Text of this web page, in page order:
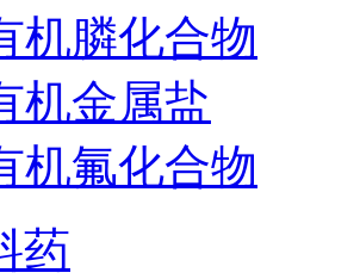
机膦化合物
机金属盐
机氟化合物
药